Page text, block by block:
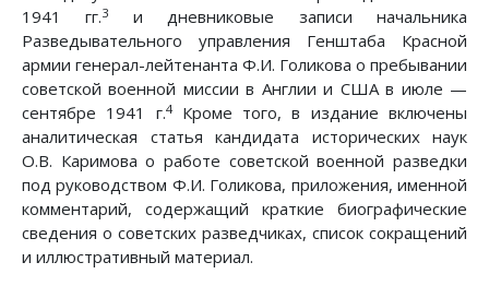
1941 гг.3
и дневниковые записи начальника
Разведывательного управления Генштаба Красной
армии генерал-лейтенанта Ф.И. Голикова о пребывании
советской военной миссии в Англии и США в июле —
сентябре 1941 г.4Кроме того, в издание включены
аналитическая статья кандидата исторических наук
О.В. Каримова о работе советской военной разведки
под руководством Ф.И. Голикова, приложения, именной
комментарий, содержащий краткие биографические
сведения о советских разведчиках, список сокращений
и иллюстративный материал.